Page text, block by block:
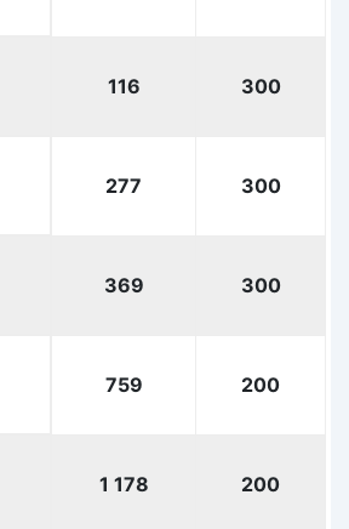
116 300
277 300
369 300
759 200
1 178 200